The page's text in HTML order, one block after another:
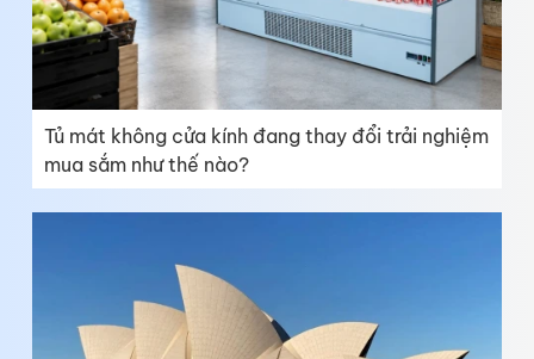
Tủ mát không cửa kính đang thay đổi trải nghiệm
mua sắm như thế nào?